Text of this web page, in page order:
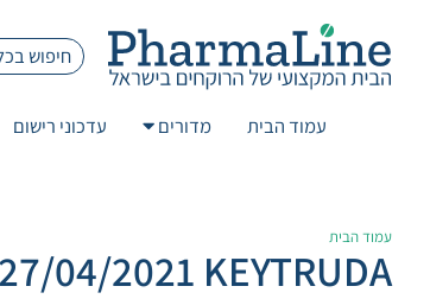
עמוד הבית מדורים עדכוני רישום
עמוד הבית
04/2021 KEYTRUDA